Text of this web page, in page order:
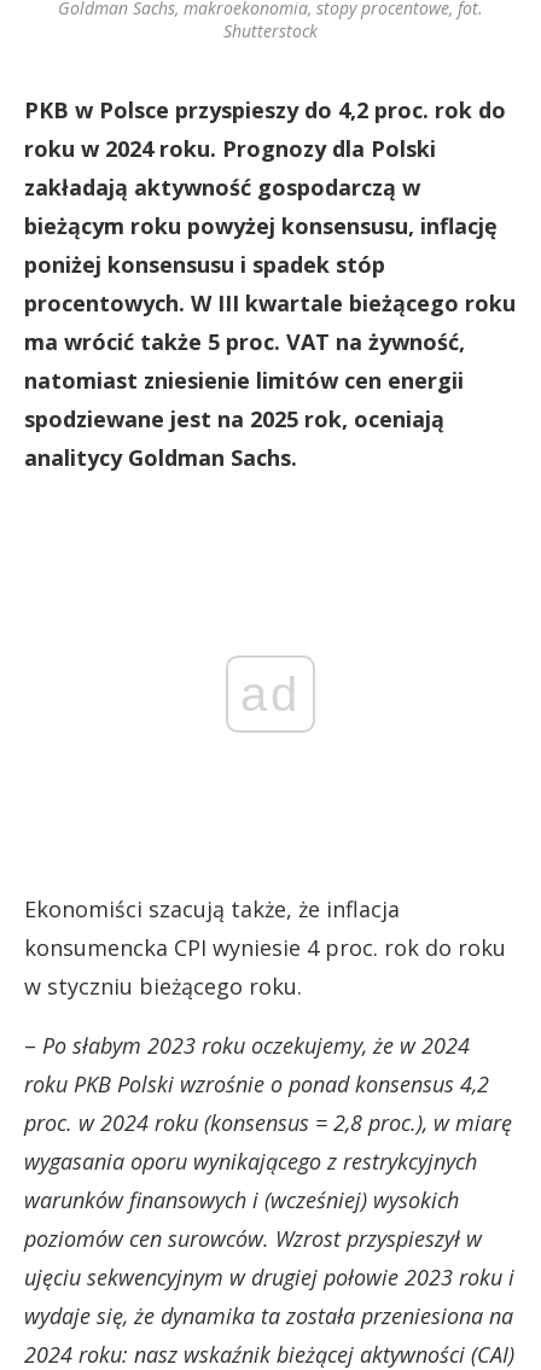
Goldman Sachs, makroekonomia, stopy procentowe, fot.
Shutterstock
PKB w Polsce przyspieszy do 4,2 proc. rok do
roku w 2024 roku. Prognozy dla Polski
zakładają aktywność gospodarczą w
bieżącym roku powyżej konsensusu, inflację
poniżej konsensusu i spadek stóp
procentowych. W III kwartale bieżącego roku
ma wrócić także 5 proc. VAT na żywność,
natomiast zniesienie limitów cen energii
spodziewane jest na 2025 rok, oceniają
analitycy Goldman Sachs.
ad
Ekonomiści szacują także, że inflacja
konsumencka CPI wyniesie 4 proc. rok do roku
w styczniu bieżącego roku.
– Po słabym 2023 roku oczekujemy, że w 2024
roku PKB Polski wzrośnie o ponad konsensus 4,2
proc. w 2024 roku (konsensus = 2,8 proc.), w miarę
wygasania oporu wynikającego z restrykcyjnych
warunków finansowych i (wcześniej) wysokich
poziomów cen surowców. Wzrost przyspieszył w
ujęciu sekwencyjnym w drugiej połowie 2023 roku i
wydaje się, że dynamika ta została przeniesiona na
2024 roku: nasz wskaźnik bieżącej aktywności (CAI)